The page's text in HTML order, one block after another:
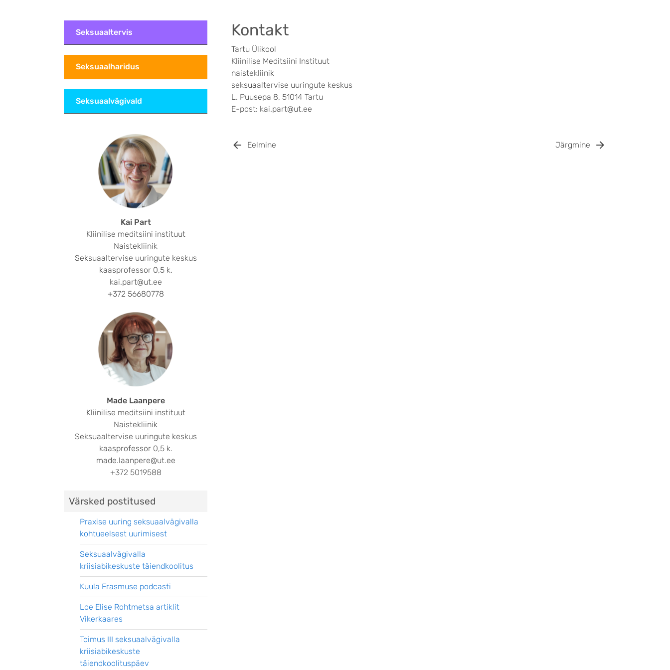
Kontakt
Tartu Ülikool
Kliinilise Meditsiini Instituut
naistekliinik
seksuaaltervise uuringute keskus
L. Puusepa 8, 51014 Tartu
E-post: kai.part@ut.ee
Eelmine Järgmine
Seksuaaltervis
Seksuaalharidus
Seksuaalvägivald
Kai Part
Kliinilise meditsiini instituut
Naistekliinik
Seksuaaltervise uuringute keskus
kaasprofessor 0,5 k.
kai.part@ut.ee
+372 56680778
Made Laanpere
Kliinilise meditsiini instituut
Naistekliinik
Seksuaaltervise uuringute keskus
kaasprofessor 0,5 k.
made.laanpere@ut.ee
+372 5019588
Värsked postitused
Praxise uuring seksuaalvägivalla
kohtueelsest uurimisest
Seksuaalvägivalla
kriisiabikeskuste täiendkoolitus
Kuula Erasmuse podcasti
Loe Elise Rohtmetsa artiklit
Vikerkaares
Toimus III seksuaalvägivalla
kriisiabikeskuste
täiendkoolituspäev